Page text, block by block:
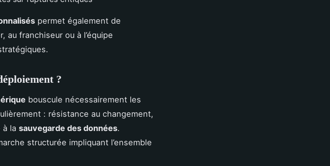
permet également de
au franchiseur ou à l’équipe
?
bouscule nécessairement les
: résistance au changement,
la sauvegarde des données.
structurée impliquant l’ensemble